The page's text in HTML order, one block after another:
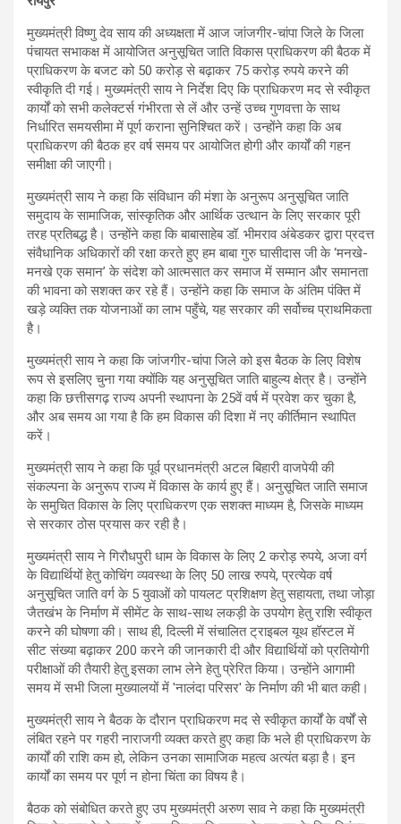
मुख्यमंत्री विष्णु देव साय की अध्यक्षता में आज जांजगीर-चांपा जिले के जिला
पंचायत सभाकक्ष में आयोजित अनुसूचित जाति विकास प्राधिकरण की बैठक में
प्राधिकरण के बजट को 50 करोड़ से बढ़ाकर 75 करोड़ रुपये करने की
स्वीकृति दी गई। मुख्यमंत्री साय ने निर्देश दिए कि प्राधिकरण मद से स्वीकृत
कार्यों को सभी कलेक्टर्स गंभीरता से लें और उन्हें उच्च गुणवत्ता के साथ
निर्धारित समयसीमा में पूर्ण कराना सुनिश्चित करें। उन्होंने कहा कि अब
प्राधिकरण की बैठक हर वर्ष समय पर आयोजित होगी और कार्यों की गहन
समीक्षा की जाएगी।
मुख्यमंत्री साय ने कहा कि संविधान की मंशा के अनुरूप अनुसूचित जाति
समुदाय के सामाजिक, सांस्कृतिक और आर्थिक उत्थान के लिए सरकार पूरी
तरह प्रतिबद्ध है। उन्होंने कहा कि बाबासाहेब डॉ. भीमराव अंबेडकर द्वारा प्रदत्त
संवैधानिक अधिकारों की रक्षा करते हुए हम बाबा गुरु घासीदास जी के ‘मनखे-
मनखे एक समान’ के संदेश को आत्मसात कर समाज में सम्मान और समानता
की भावना को सशक्त कर रहे हैं। उन्होंने कहा कि समाज के अंतिम पंक्ति में
खड़े व्यक्ति तक योजनाओं का लाभ पहुँचे, यह सरकार की सर्वोच्च प्राथमिकता
है।
मुख्यमंत्री साय ने कहा कि जांजगीर-चांपा जिले को इस बैठक के लिए विशेष
रूप से इसलिए चुना गया क्योंकि यह अनुसूचित जाति बाहुल्य क्षेत्र है। उन्होंने
कहा कि छत्तीसगढ़ राज्य अपनी स्थापना के 25वें वर्ष में प्रवेश कर चुका है,
और अब समय आ गया है कि हम विकास की दिशा में नए कीर्तिमान स्थापित
करें।
मुख्यमंत्री साय ने कहा कि पूर्व प्रधानमंत्री अटल बिहारी वाजपेयी की
संकल्पना के अनुरूप राज्य में विकास के कार्य हुए हैं। अनुसूचित जाति समाज
के समुचित विकास के लिए प्राधिकरण एक सशक्त माध्यम है, जिसके माध्यम
से सरकार ठोस प्रयास कर रही है।
मुख्यमंत्री साय ने गिरौधपुरी धाम के विकास के लिए 2 करोड़ रुपये, अजा वर्ग
के विद्यार्थियों हेतु कोचिंग व्यवस्था के लिए 50 लाख रुपये, प्रत्येक वर्ष
अनुसूचित जाति वर्ग के 5 युवाओं को पायलट प्रशिक्षण हेतु सहायता, तथा जोड़ा
जैतखंभ के निर्माण में सीमेंट के साथ-साथ लकड़ी के उपयोग हेतु राशि स्वीकृत
करने की घोषणा की। साथ ही, दिल्ली में संचालित ट्राइबल यूथ हॉस्टल में
सीट संख्या बढ़ाकर 200 करने की जानकारी दी और विद्यार्थियों को प्रतियोगी
परीक्षाओं की तैयारी हेतु इसका लाभ लेने हेतु प्रेरित किया। उन्होंने आगामी
समय में सभी जिला मुख्यालयों में 'नालंदा परिसर' के निर्माण की भी बात कही।
मुख्यमंत्री साय ने बैठक के दौरान प्राधिकरण मद से स्वीकृत कार्यों के वर्षों से
लंबित रहने पर गहरी नाराजगी व्यक्त करते हुए कहा कि भले ही प्राधिकरण के
कार्यों की राशि कम हो, लेकिन उनका सामाजिक महत्व अत्यंत बड़ा है। इन
कार्यों का समय पर पूर्ण न होना चिंता का विषय है।
बैठक को संबोधित करते हुए उप मुख्यमंत्री अरुण साव ने कहा कि मुख्यमंत्री